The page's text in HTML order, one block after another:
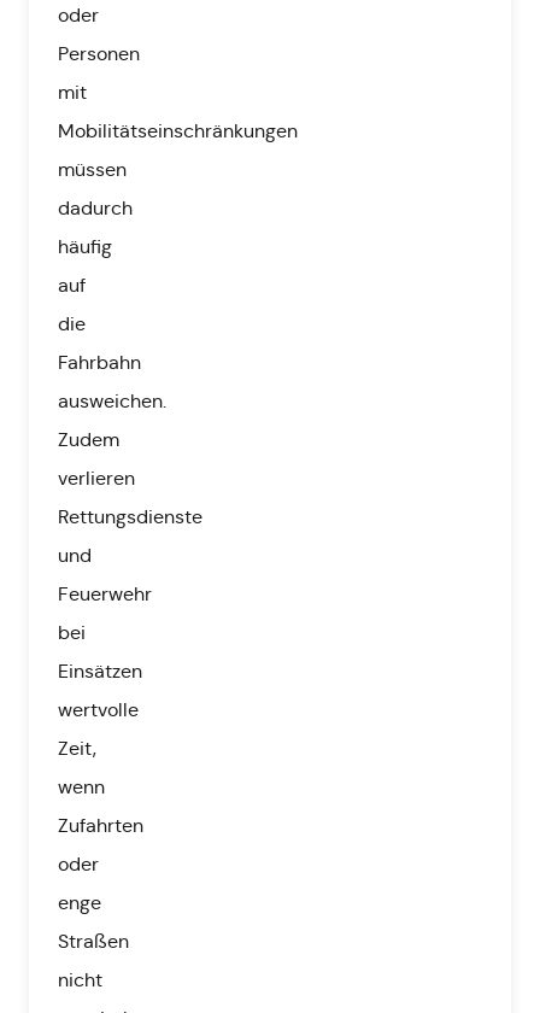
oder
Personen
mit
Mobilitätseinschränkungen
müssen
dadurch
häufig
auf
die
Fahrbahn
ausweichen.
Zudem
verlieren
Rettungsdienste
und
Feuerwehr
bei
Einsätzen
wertvolle
Zeit,
wenn
Zufahrten
oder
enge
Straßen
nicht